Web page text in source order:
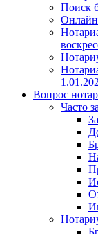
Поиск
Онлайн
Вопрос
Часто